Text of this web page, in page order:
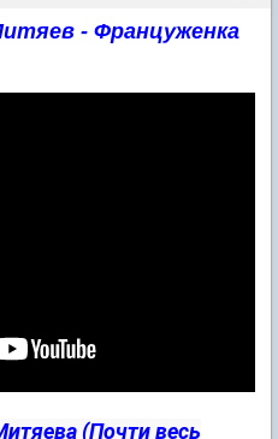
- Француженка
(Почти весь